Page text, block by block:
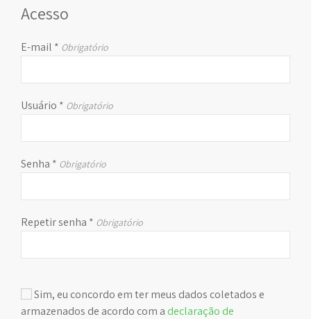
Acesso
E-mail * Obrigatório
Usuário * Obrigatório
Senha * Obrigatório
Repetir senha * Obrigatório
Sim, eu concordo em ter meus dados coletados e
armazenados de acordo com a declaração de